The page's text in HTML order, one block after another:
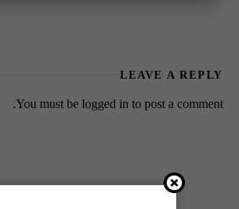
LEAVE A REPLY
You must be logged in to post a comment.